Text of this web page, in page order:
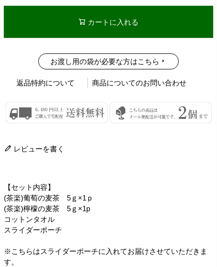
カートに入れる
お渡し用の袋が必要な方はこちら
返品特約について 商品についてのお問い合わせ
レビューを書く
【セット内容】
(茶楽)葡萄の麦茶 5ｇ×1ｐ
(茶楽)檸檬の麦茶 5ｇ×1p
コットンタオル
スライダーポーチ
※こちらはスライダーポーチに入れてお届けさせていただきま
す。